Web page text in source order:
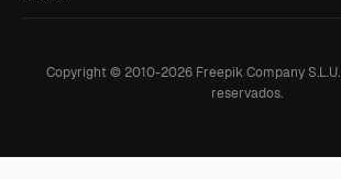
Copyright © 2010-2026Freepik Company S.L.U.
reservados.